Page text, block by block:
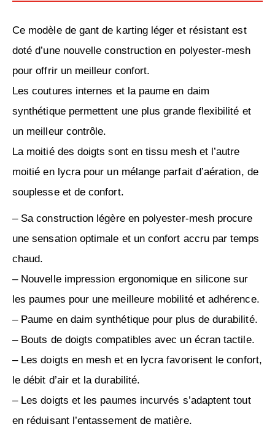
Ce modèle de gant de karting léger et résistant est
doté d’une nouvelle construction en polyester-mesh
pour offrir un meilleur confort.
Les coutures internes et la paume en daim
synthétique permettent une plus grande flexibilité et
un meilleur contrôle.
La moitié des doigts sont en tissu mesh et l’autre
moitié en lycra pour un mélange parfait d’aération, de
souplesse et de confort.
– Sa construction légère en polyester-mesh procure
une sensation optimale et un confort accru par temps
chaud.
– Nouvelle impression ergonomique en silicone sur
les paumes pour une meilleure mobilité et adhérence.
– Paume en daim synthétique pour plus de durabilité.
– Bouts de doigts compatibles avec un écran tactile.
– Les doigts en mesh et en lycra favorisent le confort,
le débit d’air et la durabilité.
– Les doigts et les paumes incurvés s’adaptent tout
en réduisant l’entassement de matière.